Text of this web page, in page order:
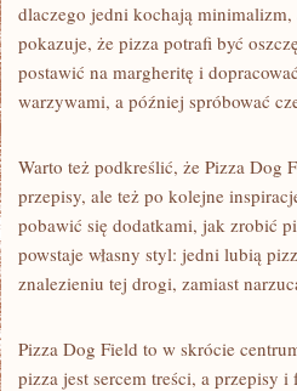
dlaczego jedni kochają
pokazuje, że pizza potrafi być
postawić na margheritę i
warzywami, a później spróbować
Warto też podkreślić, że Pizza
przepisy, ale też po kolejne
pobawić się dodatkami, jak zrobić
powstaje własny styl: jedni lubią
znalezieniu tej drogi, zamiast
Pizza Dog Field to w skrócie
pizza jest sercem treści, a przepisy